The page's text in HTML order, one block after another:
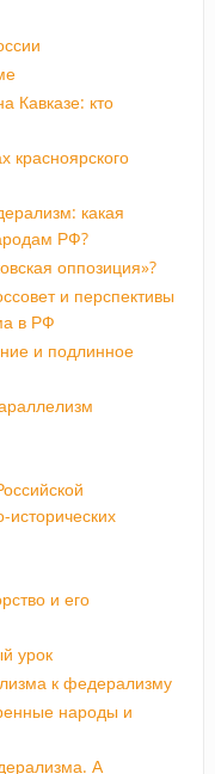
Кавказе: кто
красноярского
какая
РФ?
оппозиция»?
и перспективы
в РФ
и подлинное
и его
урок
к федерализму
народы и
А